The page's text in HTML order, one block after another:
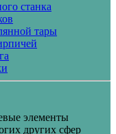
станка
тары
элементы
других сфер